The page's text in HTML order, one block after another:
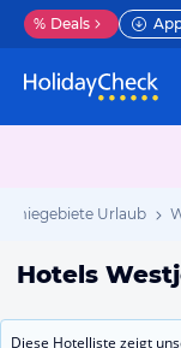
% Deals
Urlaub
Hotels
Diese Hotelliste zeigt